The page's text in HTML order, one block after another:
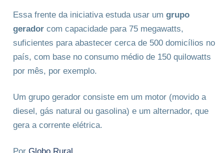
Essa frente da iniciativa estuda usar um grupo
gerador com capacidade para 75 megawatts,
suficientes para abastecer cerca de 500 domicílios no
país, com base no consumo médio de 150 quilowatts
por mês, por exemplo.
Um grupo gerador consiste em um motor (movido a
diesel, gás natural ou gasolina) e um alternador, que
gera a corrente elétrica.